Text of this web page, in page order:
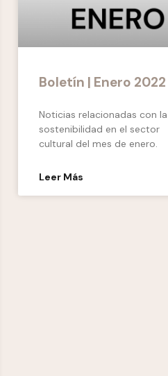
Boletín | Enero 2022
Noticias relacionadas con la
sostenibilidad en el sector
cultural del mes de enero.
Leer Más